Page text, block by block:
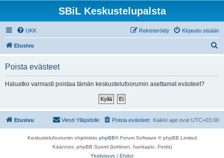
SBiL Keskustelupalsta
UKK Kirjaudu sisään
Rekisteröidy
Etusivu
Poista evästeet
Haluatko varmasti poistaa tämän keskustelufoorumin asettamat evästeet?
Etusivu Kaikki ajat ovat UTC+03:00
Poista evästeet
Viesti Ylläpidolle
Keskustelufoorumin ohjelmisto phpBB® Forum Software © phpBB Limited
Käännös: phpBB Suomi (lurttinen, harritapio, Pettis)
Yksityisyys | Ehdot